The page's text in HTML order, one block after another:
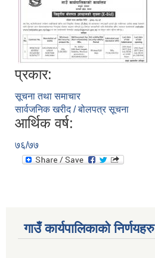
प्रकार:
सूचना तथा समाचार
सार्वजनिक खरीद / बोलपत्र सूचना
आर्थिक वर्ष:
७६/७७
गाउँ कार्यपालिकाकाे निर्णयहरु